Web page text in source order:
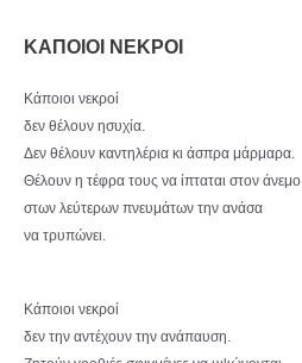
ΚΑΠΟΙΟΙ ΝΕΚΡΟΙ
Κάποιοι νεκροί
δεν θέλουν ησυχία.
Δεν θέλουν καντηλέρια κι άσπρα μάρμαρα.
Θέλουν η τέφρα τους να ίπταται στον άνεμο
στων λεύτερων πνευμάτων την ανάσα
να τρυπώνει.
Κάποιοι νεκροί
δεν την αντέχουν την ανάπαυση.